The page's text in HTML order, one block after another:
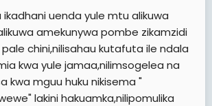
ikadhani uenda yule mtu alikuwa
amekunywa pombe zikamzidi
chini,nilisahau kutafuta ile ndala
kwa yule jamaa,nilimsogelea na
kwa mguu huku nikisema "
lakini hakuamka,nilipomulika